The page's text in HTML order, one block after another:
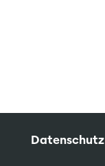
Datenschutz